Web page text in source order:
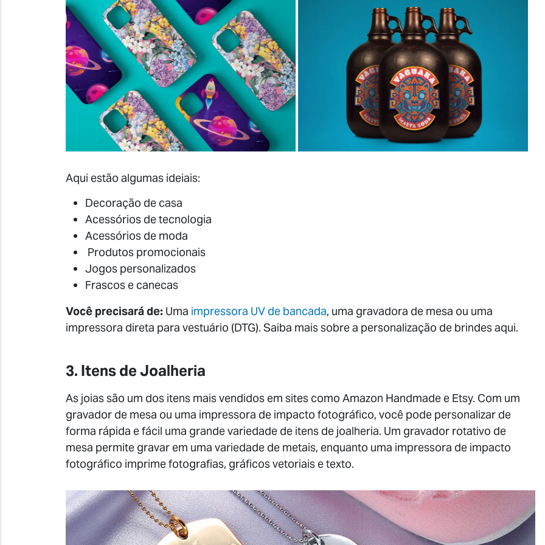
Aqui estão algumas ideiais:
Decoração de casa
Acessórios de tecnologia
Acessórios de moda
Produtos promocionais
Jogos personalizados
Frascos e canecas
Você precisará de: Uma impressora UV de bancada, uma gravadora de mesa ou uma
impressora direta para vestuário (DTG). Saiba mais sobre a personalização de brindes aqui.
3. Itens de Joalheria
As joias são um dos itens mais vendidos em sites como Amazon Handmade e Etsy. Com um
gravador de mesa ou uma impressora de impacto fotográfico, você pode personalizar de
forma rápida e fácil uma grande variedade de itens de joalheria. Um gravador rotativo de
mesa permite gravar em uma variedade de metais, enquanto uma impressora de impacto
fotográfico imprime fotografias, gráficos vetoriais e texto.